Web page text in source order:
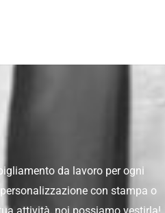
da lavoro per ogni
con stampa o